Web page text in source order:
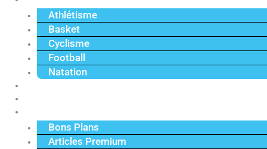
Athlétisme
Basket
Cyclisme
Football
Natation
Bons Plans
Articles Premium